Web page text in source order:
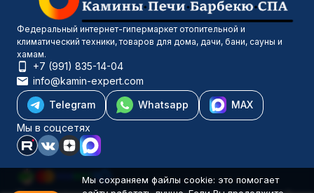
Федеральный интернет-гипермаркет отопительной и
климатический техники, товаров для дома, дачи, бани, сауны и
хамам.
+7 (991) 835-14-04
info@kamin-expert.com
Telegram
Whatsapp
MAX
Мы в соцсетях
Мы сохраняем файлы cookie: это помогает